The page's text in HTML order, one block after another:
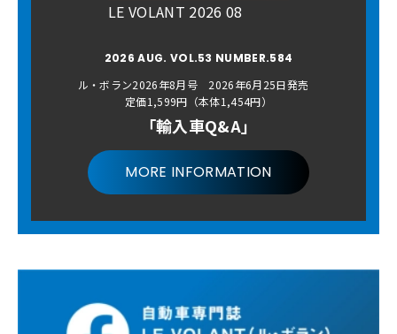
LE VOLANT 2026 08
2026 AUG. VOL.53 NUMBER.584
ル・ボラン2026年8月号 2026年6月25日発売
定価1,599円（本体1,454円）
「輸入車Q&A」
MORE INFORMATION